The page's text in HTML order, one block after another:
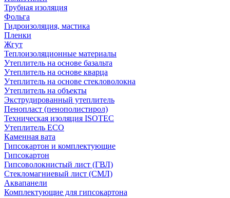
Трубная изоляция
Фольга
Гидроизоляция, мастика
Пленки
Жгут
Теплоизоляционные материалы
Утеплитель на основе базальта
Утеплитель на основе кварца
Утеплитель на основе стекловолокна
Утеплитель на объекты
Экструдированный утеплитель
Пенопласт (пенополистирол)
Техническая изоляция ISOTEC
Утеплитель ECO
Каменная вата
Гипсокартон и комплектующие
Гипсокартон
Гипсоволокнистый лист (ГВЛ)
Стекломагниевый лист (СМЛ)
Аквапанели
Комплектующие для гипсокартона